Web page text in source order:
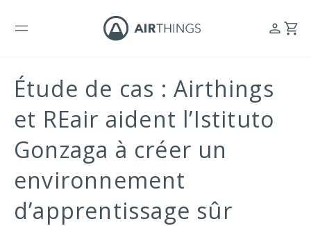
Étude de cas : Airthings
et REair aident l’Istituto
Gonzaga à créer un
environnement
d’apprentissage sûr